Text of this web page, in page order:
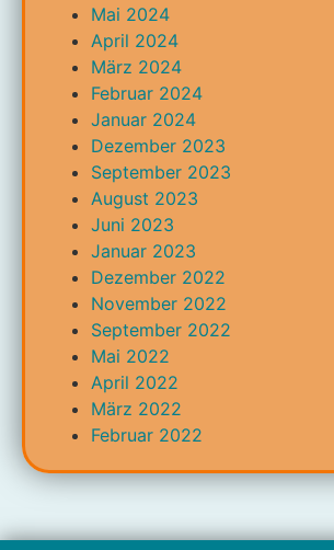
Mai 2024
April 2024
März 2024
Februar 2024
Januar 2024
Dezember 2023
September 2023
August 2023
Juni 2023
Januar 2023
Dezember 2022
November 2022
September 2022
Mai 2022
April 2022
März 2022
Februar 2022